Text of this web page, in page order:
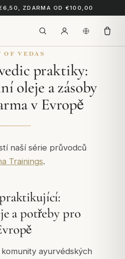
ZDARMA OD €100,00
OF VEDAS
praktiky:
oleje a zásoby
v Evropě
naší série průvodců
Trainings.
a potřeby pro
ayurvédských